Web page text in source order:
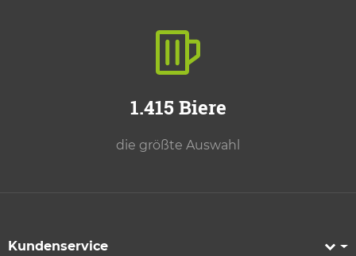
1.415 Biere
die größte Auswahl
Kundenservice